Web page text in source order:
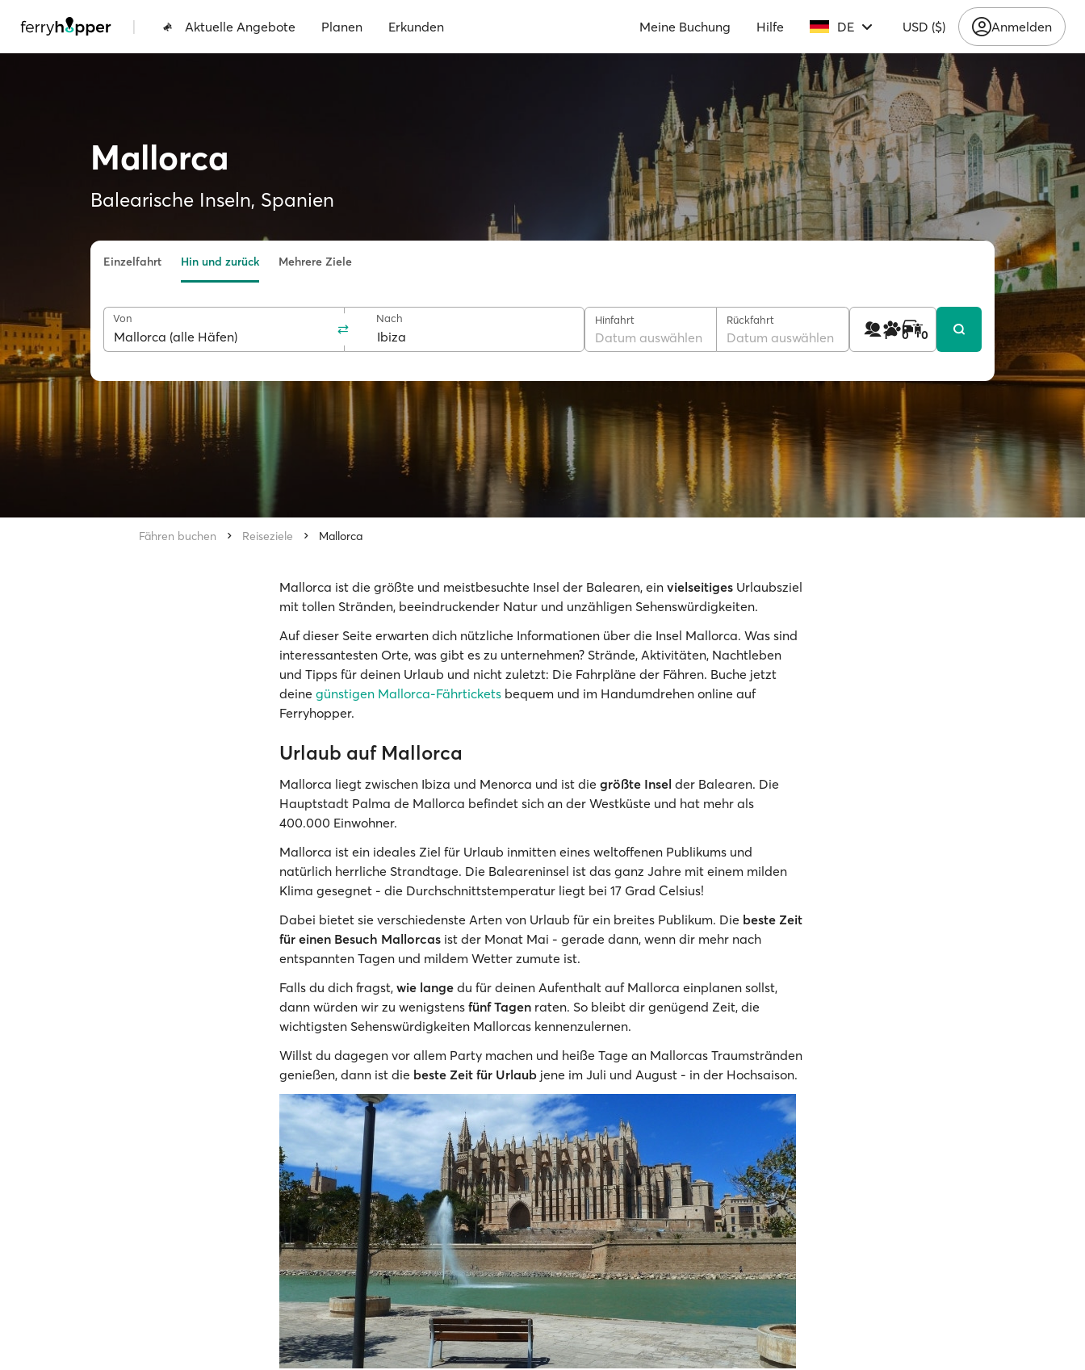
| Aktuelle Angebote Planen Erkunden Meine Buchung Hilfe DE USD ($) Anmelden
Mallorca
Balearische Inseln, Spanien
Einzelfahrt Hin und zurück Mehrere Ziele
Von Nach Hinfahrt
Datum auswählen
Rückfahrt
Datum auswählen 1 0 0
Fähren buchen Reiseziele Mallorca
Mallorca ist die größte und meistbesuchte Insel der Balearen, ein vielseitiges Urlaubsziel
mit tollen Stränden, beeindruckender Natur und unzähligen Sehenswürdigkeiten.
Auf dieser Seite erwarten dich nützliche Informationen über die Insel Mallorca. Was sind
interessantesten Orte, was gibt es zu unternehmen? Strände, Aktivitäten, Nachtleben
und Tipps für deinen Urlaub und nicht zuletzt: Die Fahrpläne der Fähren. Buche jetzt
deine günstigen Mallorca-Fährtickets bequem und im Handumdrehen online auf
Ferryhopper.
Urlaub auf Mallorca
Mallorca liegt zwischen Ibiza und Menorca und ist die größte Insel der Balearen. Die
Hauptstadt Palma de Mallorca befindet sich an der Westküste und hat mehr als
400.000 Einwohner.
Mallorca ist ein ideales Ziel für Urlaub inmitten eines weltoffenen Publikums und
natürlich herrliche Strandtage. Die Baleareninsel ist das ganz Jahre mit einem milden
Klima gesegnet - die Durchschnittstemperatur liegt bei 17 Grad Celsius!
Dabei bietet sie verschiedenste Arten von Urlaub für ein breites Publikum. Die beste Zeit
für einen Besuch Mallorcas ist der Monat Mai - gerade dann, wenn dir mehr nach
entspannten Tagen und mildem Wetter zumute ist.
Falls du dich fragst, wie lange du für deinen Aufenthalt auf Mallorca einplanen sollst,
dann würden wir zu wenigstens fünf Tagen raten. So bleibt dir genügend Zeit, die
wichtigsten Sehenswürdigkeiten Mallorcas kennenzulernen.
Willst du dagegen vor allem Party machen und heiße Tage an Mallorcas Traumstränden
genießen, dann ist die beste Zeit für Urlaub jene im Juli und August - in der Hochsaison.